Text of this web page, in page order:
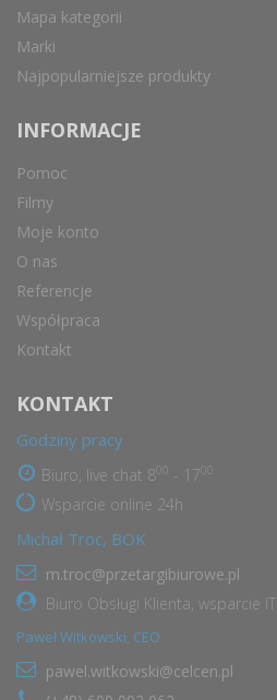
Mapa kategorii
Marki
Najpopularniejsze produkty
INFORMACJE
Pomoc
Filmy
Moje konto
O nas
Referencje
Współpraca
Kontakt
KONTAKT
Godziny pracy
Biuro, live chat 8 - 17
Wsparcie online 24h
Michał Troc, BOK
m.troc@przetargibiurowe.pl
Biuro Obsługi Klienta, wsparcie IT.
Paweł Witkowski, CEO
pawel.witkowski@celcen.pl